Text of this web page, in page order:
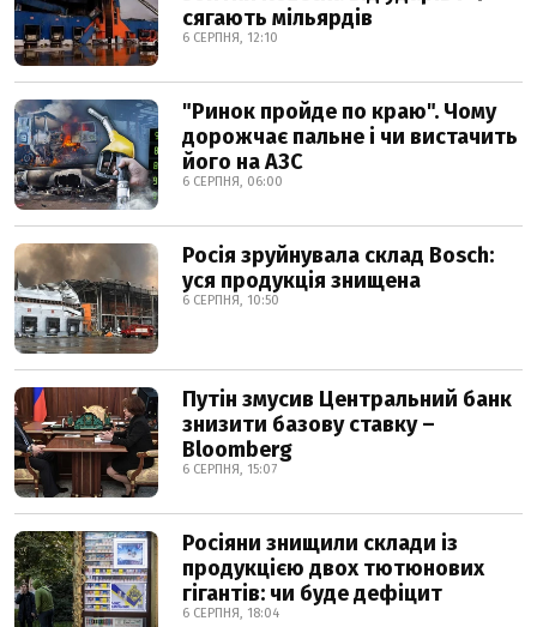
сягають мільярдів
6 СЕРПНЯ, 12:10
"Ринок пройде по краю". Чому
дорожчає пальне і чи вистачить
його на АЗС
6 СЕРПНЯ, 06:00
Росія зруйнувала склад Bosch:
уся продукція знищена
6 СЕРПНЯ, 10:50
Путін змусив Центральний банк
знизити базову ставку –
Bloomberg
6 СЕРПНЯ, 15:07
Росіяни знищили склади із
продукцією двох тютюнових
гігантів: чи буде дефіцит
6 СЕРПНЯ, 18:04